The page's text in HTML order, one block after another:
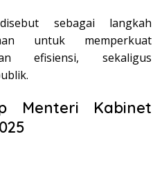
sebagai langkah
untuk memperkuat
efisiensi, sekaligus
Menteri Kabinet